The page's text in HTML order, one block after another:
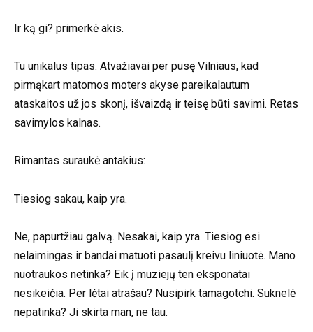
Ir ką gi? primerkė akis.
Tu unikalus tipas. Atvažiavai per pusę Vilniaus, kad
pirmąkart matomos moters akyse pareikalautum
ataskaitos už jos skonį, išvaizdą ir teisę būti savimi. Retas
savimylos kalnas.
Rimantas suraukė antakius:
Tiesiog sakau, kaip yra.
Ne, papurtžiau galvą. Nesakai, kaip yra. Tiesiog esi
nelaimingas ir bandai matuoti pasaulį kreivu liniuotė. Mano
nuotraukos netinka? Eik į muziejų ten eksponatai
nesikeičia. Per lėtai atrašau? Nusipirk tamagotchi. Suknelė
nepatinka? Ji skirta man, ne tau.